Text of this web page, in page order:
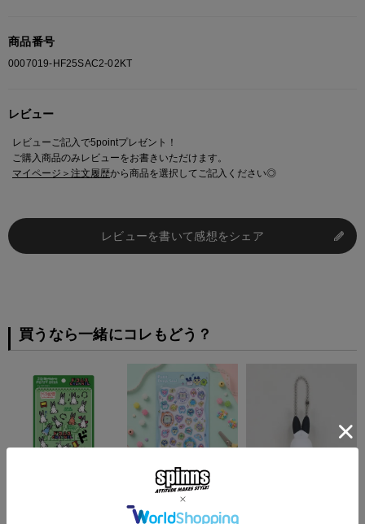
商品番号
0007019-HF25SAC2-02KT
レビュー
レビューご記入で5pointプレゼント！
ご購入商品のみレビューをお書きいただけます。
マイページ＞注文履歴から商品を選択してご記入ください◎
レビューを書いて感想をシェア
買うなら一緒にコレもどう？
≪たまごっち≫プチドロ
ップシール＜メール便対